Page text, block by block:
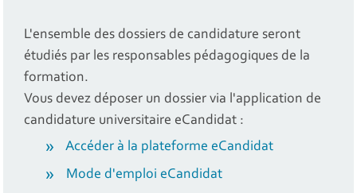
L'ensemble des dossiers de candidature seront
étudiés par les responsables pédagogiques de la
formation.
Vous devez déposer un dossier via l'application de
candidature universitaire eCandidat :
Accéder à la plateforme eCandidat
Mode d'emploi eCandidat